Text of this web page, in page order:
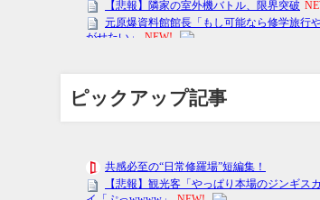
ピックアップ記事